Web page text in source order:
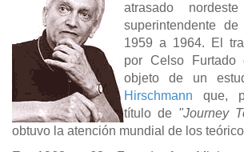
atrasado
superintendente
1959 a 1964. El
por Celso Furtado
objeto de un
Hirschmann que,
título de "Journey
obtuvo la atención mundial de los